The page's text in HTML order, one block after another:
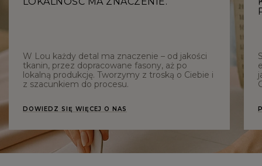
W Lou każdy detal ma znaczenie – od jakości
tkanin, przez dopracowane fasony, aż po
lokalną produkcję. Tworzymy z troską o Ciebie i
z szacunkiem do procesu.
DOWIEDZ SIĘ WIĘCEJ O NAS